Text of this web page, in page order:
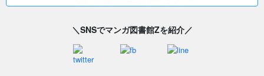
＼SNSでマンガ図書館Zを紹介／